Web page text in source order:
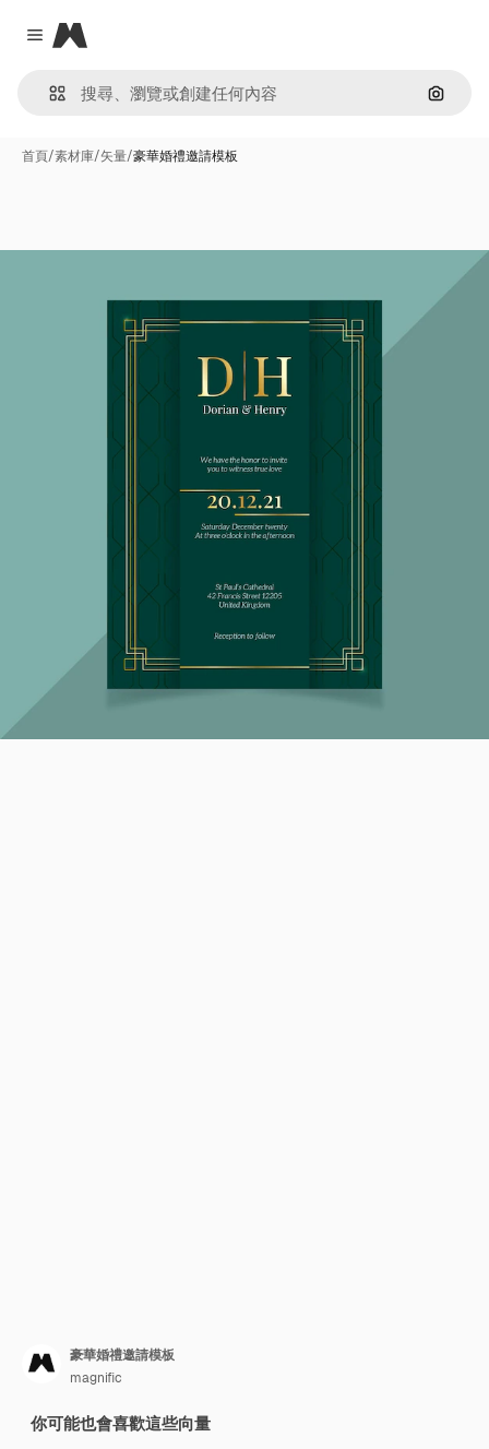
Close menu
Magnific
通過圖
首頁/素材庫/矢量/豪華婚禮邀請模板
豪華婚禮邀請模板
magnific
你可能也會喜歡這些向量